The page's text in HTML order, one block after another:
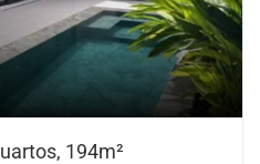
194m²